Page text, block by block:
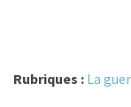
Rubriques : La